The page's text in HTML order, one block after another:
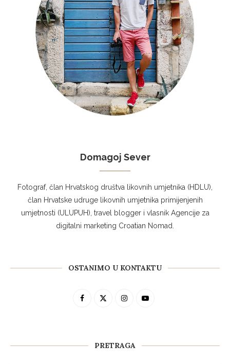
Domagoj Sever
Fotograf, član Hrvatskog društva likovnih umjetnika (HDLU),
član Hrvatske udruge likovnih umjetnika primijenjenih
umjetnosti (ULUPUH), travel blogger i vlasnik Agencije za
digitalni marketing Croatian Nomad.
OSTANIMO U KONTAKTU
PRETRAGA